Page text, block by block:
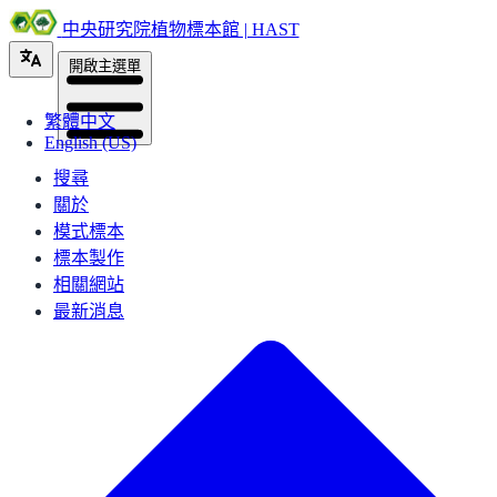
中央研究院植物標本館 | HAST
繁體中文
English (US)
開啟主選單
搜尋
關於
模式標本
標本製作
相關網站
最新消息